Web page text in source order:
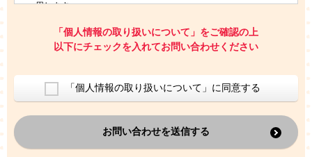
用します。
お問い合わせにお答えするため
レプトンのキャンペーンや新商品（新サービス）、新規開講教
室等をご案内するため
ご利用者の個人情報を、本人が特定されないデータに不可逆変
換した上で、広告・宣伝・販売促進活動に役立てること
上記の利用目的のために第三者へ提供すること
なお、この利用目的を超えた個人情報の取扱いは行いません。ま
た、これ以外の目的で個人情報を利用することはありません。
「個人情報の取り扱いについて」をご確認の上
以下にチェックを入れてお問い合わせください
「個人情報の取り扱いについて」に同意する
お問い合わせを送信する